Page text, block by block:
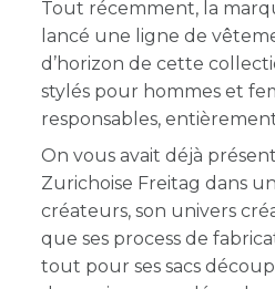
Tout récemment, la
lancé une ligne de
d’horizon de cette
stylés pour hommes et
responsables,
On vous avait déjà
Zurichoise Freitag dans
créateurs, son univers
que ses process de
tout pour ses sacs